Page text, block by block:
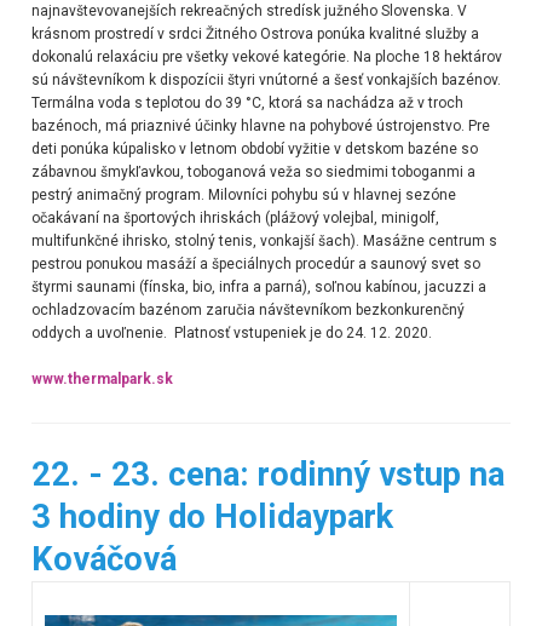
najnavštevovanejších rekreačných stredísk južného Slovenska. V
krásnom prostredí v srdci Žitného Ostrova ponúka kvalitné služby a
dokonalú relaxáciu pre všetky vekové kategórie. Na ploche 18 hektárov
sú návštevníkom k dispozícii štyri vnútorné a šesť vonkajších bazénov.
Termálna voda s teplotou do 39 °C, ktorá sa nachádza až v troch
bazénoch, má priaznivé účinky hlavne na pohybové ústrojenstvo. Pre
deti ponúka kúpalisko v letnom období vyžitie v detskom bazéne so
zábavnou šmykľavkou, toboganová veža so siedmimi toboganmi a
pestrý animačný program. Milovníci pohybu sú v hlavnej sezóne
očakávaní na športových ihriskách (plážový volejbal, minigolf,
multifunkčné ihrisko, stolný tenis, vonkajší šach). Masážne centrum s
pestrou ponukou masáží a špeciálnych procedúr a saunový svet so
štyrmi saunami (fínska, bio, infra a parná), soľnou kabínou, jacuzzi a
ochladzovacím bazénom zaručia návštevníkom bezkonkurenčný
oddych a uvoľnenie. Platnosť vstupeniek je do 24. 12. 2020.
www.thermalpark.sk
22. - 23. cena: rodinný vstup na
3 hodiny do Holidaypark
Kováčová